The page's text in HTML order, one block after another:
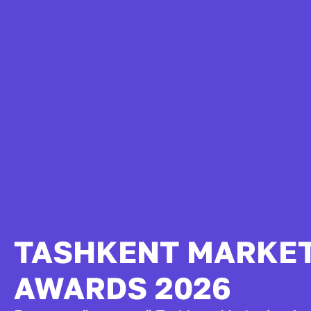
TASHKENT
AWARDS 2026